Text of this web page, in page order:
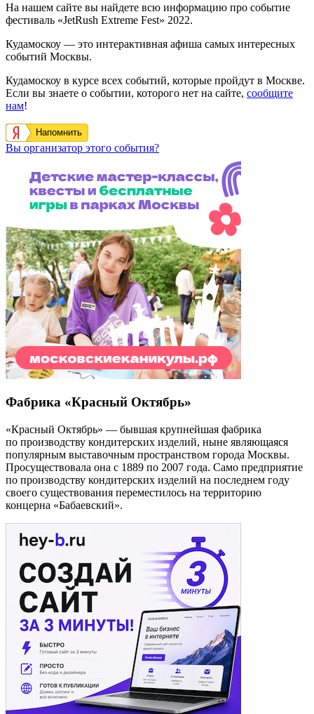
На нашем сайте вы найдете всю информацию про событие
фестиваль «JetRush Extreme Fest» 2022.
Кудамоскоу — это интерактивная афиша самых интересных
событий Москвы.
Кудамоскоу в курсе всех событий, которые пройдут в Москве.
Если вы знаете о событии, которого нет на сайте, сообщите
нам!
Напомнить
Вы организатор этого события?
Фабрика «Красный Октябрь»
«Красный Октябрь» — бывшая крупнейшая фабрика
по производству кондитерских изделий, ныне являющаяся
популярным выставочным пространством города Москвы.
Просуществовала она с 1889 по 2007 года. Само предприятие
по производству кондитерских изделий на последнем году
своего существования переместилось на территорию
концерна «Бабаевский».